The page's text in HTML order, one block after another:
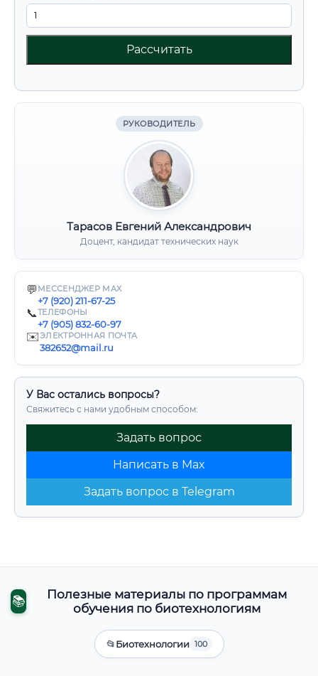
Рассчитать
РУКОВОДИТЕЛЬ
Тарасов Евгений Александрович
Доцент, кандидат технических наук
💬 МЕССЕНДЖЕР MAX
+7 (920) 211-67-25
📞ТЕЛЕФОНЫ
+7 (905) 832-60-97
✉️ЭЛЕКТРОННАЯ ПОЧТА
382652@mail.ru
У Вас остались вопросы?
Свяжитесь с нами удобным способом:
Задать вопрос
Написать в Max
Задать вопрос в Telegram
📚
Полезные материалы по программам
обучения по биотехнологиям
📂Биотехнологии 100